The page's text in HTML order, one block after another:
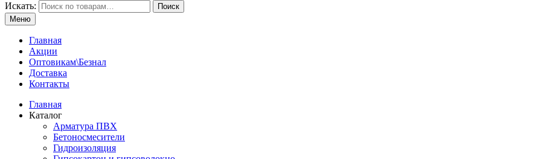
Искать:
Поиск
Меню
Главная
Акции
Оптовикам\Безнал
Доставка
Контакты
Главная
Каталог
Арматура ПВХ
Бетоносмесители
Гидроизоляция